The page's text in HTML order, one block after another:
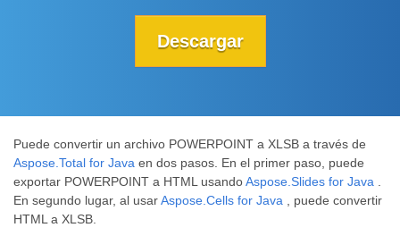
Descargar
Puede convertir un archivo POWERPOINT a XLSB a través de
Aspose.Total for Java en dos pasos. En el primer paso, puede
exportar POWERPOINT a HTML usandoAspose.Slides for Java
En segundo lugar, al usarAspose.Cells for Java , puede convertir
HTML a XLSB.